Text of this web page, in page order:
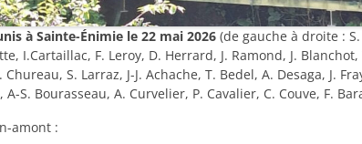
à Sainte-Énimie le 22 mai 2026 (de gauche à droite :
I.Cartaillac, F. Leroy, D. Herrard, J. Ramond, J. Blanchot,
S. Larraz, J-J. Achache, T. Bedel, A. Desaga, J.
S. Bourasseau, A. Curvelier, P. Cavalier, C. Couve, F.
amont :